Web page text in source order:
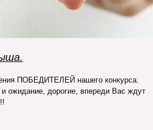
ПОБЕДИТЕЛЕЙ нашего конкурса.
и ожидание, дорогие, впереди Вас ждут